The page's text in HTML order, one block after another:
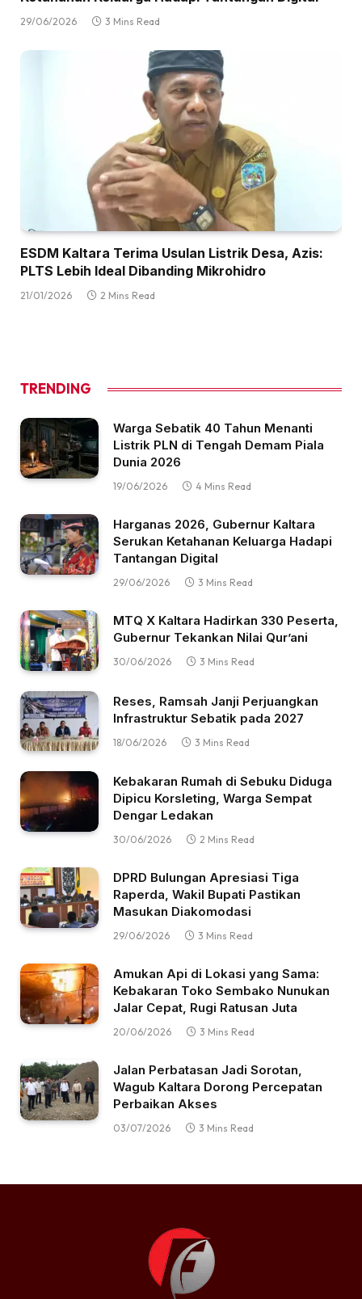
29/06/2026 3 Mins Read
ESDM Kaltara Terima Usulan Listrik Desa, Azis:
PLTS Lebih Ideal Dibanding Mikrohidro
21/01/2026 2 Mins Read
TRENDING
Warga Sebatik 40 Tahun Menanti
Listrik PLN di Tengah Demam Piala
Dunia 2026
19/06/2026 4 Mins Read
Harganas 2026, Gubernur Kaltara
Serukan Ketahanan Keluarga Hadapi
Tantangan Digital
29/06/2026 3 Mins Read
MTQ X Kaltara Hadirkan 330 Peserta,
Gubernur Tekankan Nilai Qur’ani
30/06/2026 3 Mins Read
Reses, Ramsah Janji Perjuangkan
Infrastruktur Sebatik pada 2027
18/06/2026 3 Mins Read
Kebakaran Rumah di Sebuku Diduga
Dipicu Korsleting, Warga Sempat
Dengar Ledakan
30/06/2026 2 Mins Read
DPRD Bulungan Apresiasi Tiga
Raperda, Wakil Bupati Pastikan
Masukan Diakomodasi
29/06/2026 3 Mins Read
Amukan Api di Lokasi yang Sama:
Kebakaran Toko Sembako Nunukan
Jalar Cepat, Rugi Ratusan Juta
20/06/2026 3 Mins Read
Jalan Perbatasan Jadi Sorotan,
Wagub Kaltara Dorong Percepatan
Perbaikan Akses
03/07/2026 3 Mins Read